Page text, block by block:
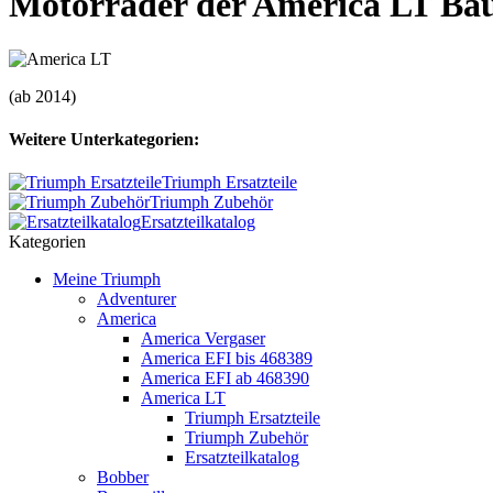
(ab 2014)
Weitere Unterkategorien:
Triumph Ersatzteile
Triumph Zubehör
Ersatzteilkatalog
Kategorien
Meine Triumph
Adventurer
America
America Vergaser
America EFI bis 468389
America EFI ab 468390
America LT
Triumph Ersatzteile
Triumph Zubehör
Ersatzteilkatalog
Bobber